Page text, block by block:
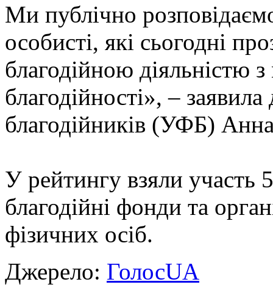
Ми публічно розповідаємо
особисті, які сьогодні
благодійною діяльністю
благодійності», –
благодійників (УФБ)
У рейтингу взяли участь
благодійні фонди та
фізичних осіб.
Джерело: ГолосUA